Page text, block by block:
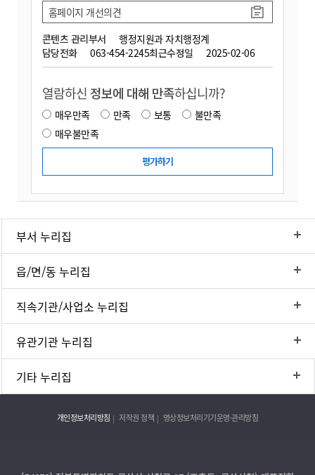
콘텐츠 관리부서
행정지원과 자치행정계
담당전화
063-454-2245최근수정일 2025-02-06
홈페이지 개선의견
열람하신 정보에 대해 만족하십니까?
매우만족 만족 보통
불만족
매우불만족
부서 누리집
읍/면/동 누리집
직속기관/사업소 누리집
유관기관 누리집
기타 누리집
개인정보처리방침 저작권 정책 영상정보처리기기운영·관리방침